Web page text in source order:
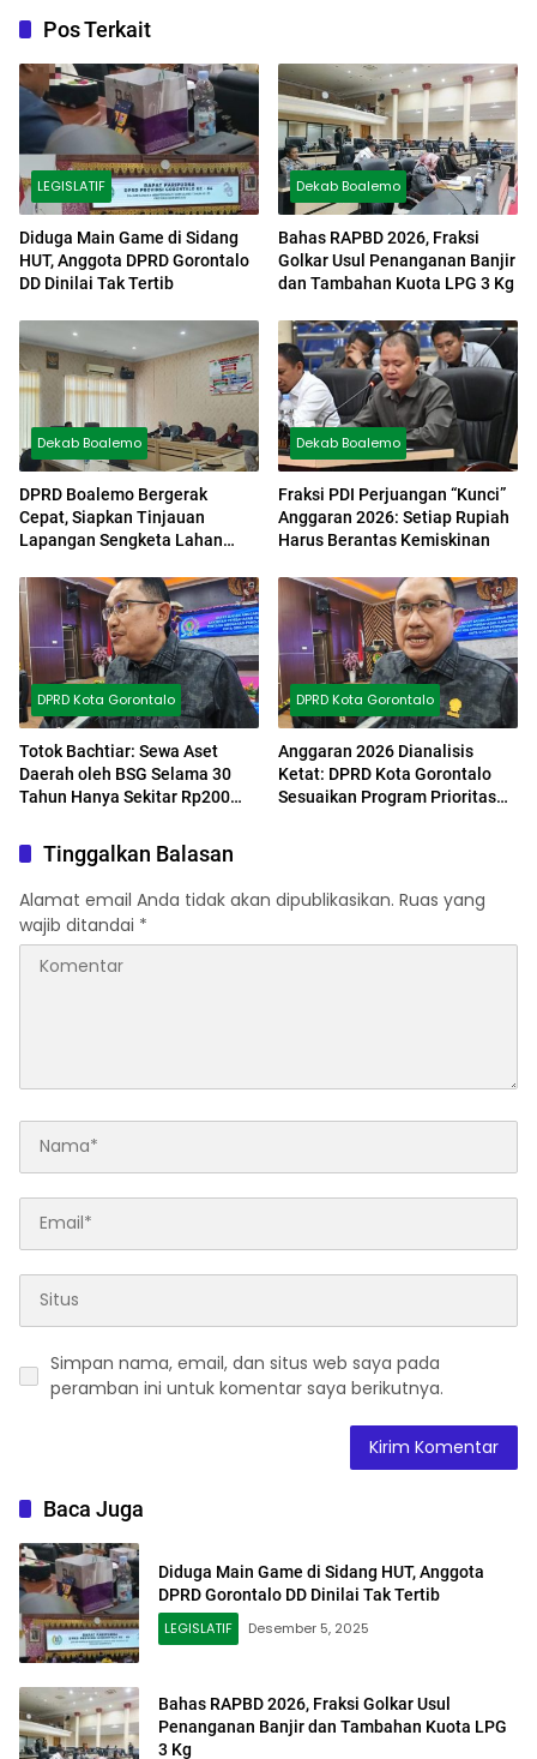
Pos Terkait
LEGISLATIF
Diduga Main Game di Sidang
HUT, Anggota DPRD Gorontalo
DD Dinilai Tak Tertib
Dekab Boalemo
Bahas RAPBD 2026, Fraksi
Golkar Usul Penanganan Banjir
dan Tambahan Kuota LPG 3 Kg
Dekab Boalemo
DPRD Boalemo Bergerak
Cepat, Siapkan Tinjauan
Lapangan Sengketa Lahan
Dekab Boalemo
Fraksi PDI Perjuangan “Kunci”
Anggaran 2026: Setiap Rupiah
Harus Berantas Kemiskinan
DPRD Kota Gorontalo
Totok Bachtiar: Sewa Aset
Daerah oleh BSG Selama 30
Tahun Hanya Sekitar Rp200
Tindakan Tegas
DPRD Kota Gorontalo
Anggaran 2026 Dianalisis
Ketat: DPRD Kota Gorontalo
Sesuaikan Program Prioritas
Tinggalkan Balasan
Alamat email Anda tidak akan dipublikasikan. Ruas yang
wajib ditandai *
Simpan nama, email, dan situs web saya pada
peramban ini untuk komentar saya berikutnya.
Baca Juga
Diduga Main Game di Sidang HUT, Anggota
DPRD Gorontalo DD Dinilai Tak Tertib
LEGISLATIF
Desember 5, 2025
Bahas RAPBD 2026, Fraksi Golkar Usul
Penanganan Banjir dan Tambahan Kuota LPG
3 Kg